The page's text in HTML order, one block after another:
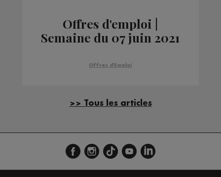
Offres d'emploi |
Semaine du 07 juin 2021
Offres d'Emploi
>> Tous les articles